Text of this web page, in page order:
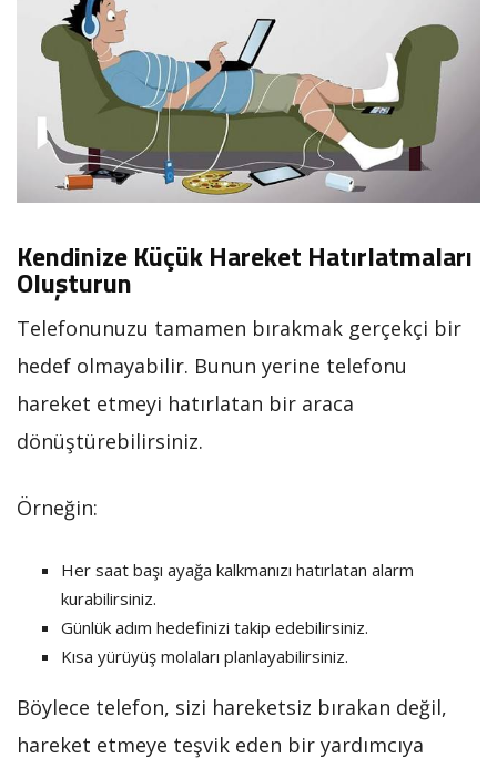
Kendinize Küçük Hareket Hatırlatmaları
Oluşturun
Telefonunuzu tamamen bırakmak gerçekçi bir
hedef olmayabilir. Bunun yerine telefonu
hareket etmeyi hatırlatan bir araca
dönüştürebilirsiniz.
Örneğin:
Her saat başı ayağa kalkmanızı hatırlatan alarm
kurabilirsiniz.
Günlük adım hedefinizi takip edebilirsiniz.
Kısa yürüyüş molaları planlayabilirsiniz.
Böylece telefon, sizi hareketsiz bırakan değil,
hareket etmeye teşvik eden bir yardımcıya